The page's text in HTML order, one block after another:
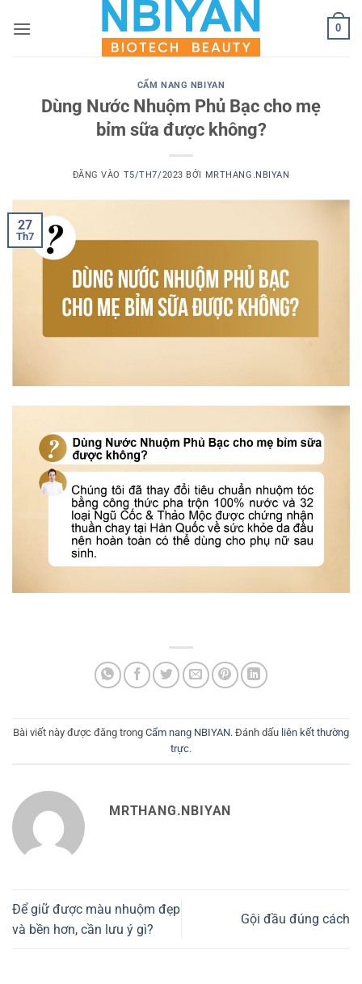
qua
0
CẨM NANG NBIYAN
Dùng Nước Nhuộm Phủ Bạc cho mẹ
bỉm sữa được không?
ĐĂNG VÀO T5/TH7/2023 BỞI MRTHANG.NBIYAN
27
Th7
Bài viết này được đăng trong Cẩm nang NBIYAN. Đánh dấu liên kết thường
trực.
MRTHANG.NBIYAN
Để giữ được màu nhuộm đẹp
và bền hơn, cần lưu ý gì?
Gội đầu đúng cách